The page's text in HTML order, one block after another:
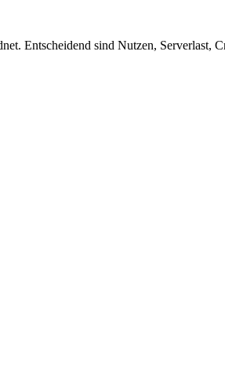
Entscheidend sind Nutzen, Serverlast,